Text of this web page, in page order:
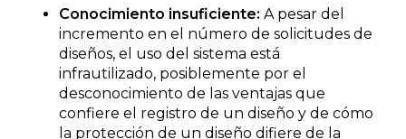
Conocimiento insuficiente: A pesar del
incremento en el número de solicitudes de
diseños, el uso del sistema está
infrautilizado, posiblemente por el
desconocimiento de las ventajas que
confiere el registro de un diseño y de cómo
la protección de un diseño difiere de la